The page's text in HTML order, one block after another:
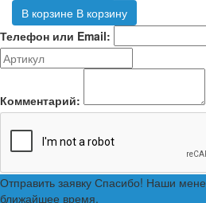
В корзине В корзину
Телефон или Email:
Комментарий:
Отправить заявку Спасибо! Наши
ближайшее время.